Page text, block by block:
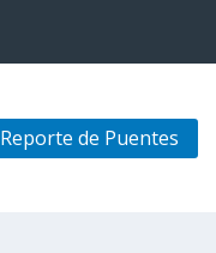
Reporte de Puentes